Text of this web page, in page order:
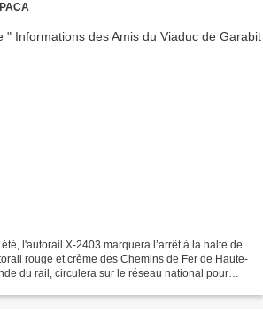
l'autorail X-2403 marquera l’arrêt à la halte de
rouge et crème des Chemins de Fer de Haute-
du rail, circulera sur le réseau national pour